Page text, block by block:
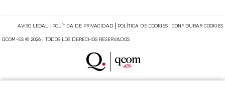
AVISO LEGAL POLÍTICA DE PRIVACIDAD POLÍTICA DE COOKIES CONFIGURAR COOKIES
QCOM-ES © 2026 | TODOS LOS DERECHOS RESERVADOS